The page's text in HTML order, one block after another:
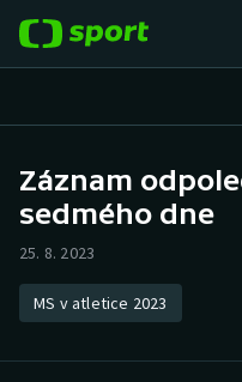
Hokej
Atletika
Záznam
sedmého dne
25. 8. 2023
MS v atletice 2023